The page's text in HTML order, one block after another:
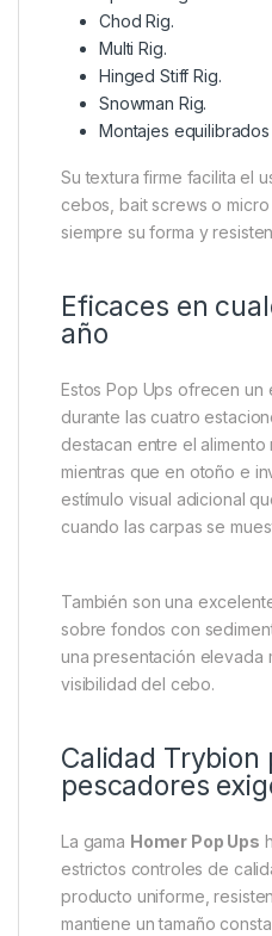
Chod Rig.
Multi Rig.
Hinged Stiff Rig.
Snowman Rig.
Montajes
Su textura firme facilita el
cebos, bait screws o
siempre su forma y
Eficaces en
año
Estos Pop Ups ofrecen
durante las cuatro
destacan entre el alimento
mientras que en otoño e
estímulo visual adicional
cuando las carpas se
También son una
sobre fondos con
una presentación elevada
visibilidad del cebo.
Calidad Trybion
pescadores
La gama Homer Pop Ups
estrictos controles de
producto uniforme,
mantiene un tamaño